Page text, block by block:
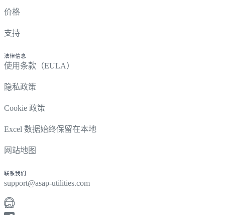
价格
支持
法律信息
使用条款（EULA）
隐私政策
Cookie 政策
Excel 数据始终保留在本地
网站地图
联系我们
support@asap-utilities.com